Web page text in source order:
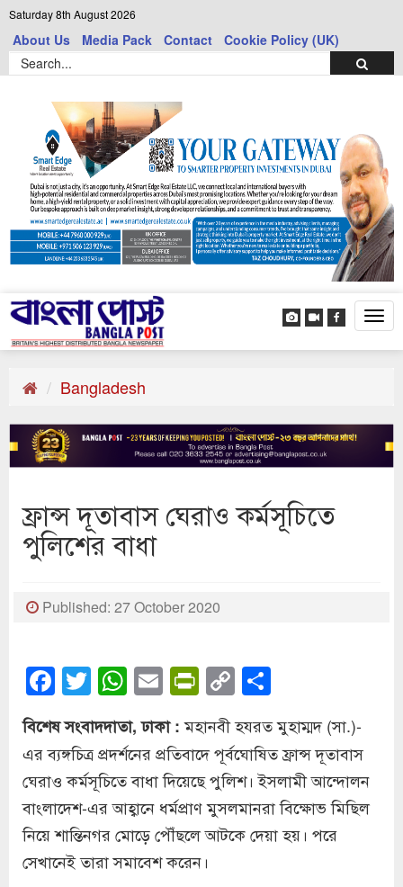
Saturday 8th August 2026
About Us Media Pack Contact Cookie Policy (UK)
Bangladesh
ফ্রান্স দূতাবাস ঘেরাও কর্মসূচিতে
পুলিশের বাধা
Published: 27 October 2020
Facebook
Twitter
WhatsApp
EmailPrintFriendly
Copy
Link
বিশেষ সংবাদদাতা, ঢাকা :মহানবী হযরত মুহাম্মদ (সা.)-
এর ব্যঙ্গচিত্র প্রদর্শনের প্রতিবাদে পূর্বঘোষিত ফ্রান্স দূতাবাস
ঘেরাও কর্মসূচিতে বাধা দিয়েছে পুলিশ। ইসলামী আন্দোলন
বাংলাদেশ-এর আহ্বানে ধর্মপ্রাণ মুসলমানরা বিক্ষোভ মিছিল
নিয়ে শান্তিনগর মোড়ে পৌঁছলে আটকে দেয়া হয়। পরে
সেখানেই তারা সমাবেশ করেন।